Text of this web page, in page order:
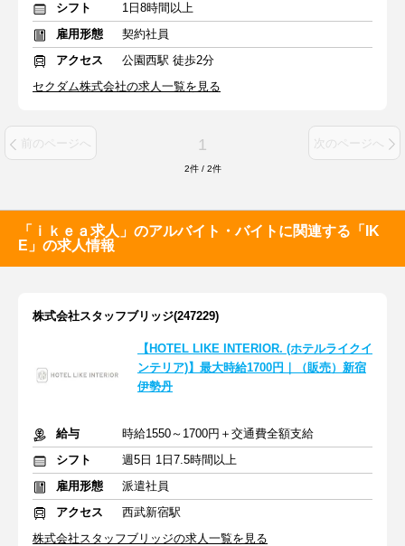
シフト
1日8時間以上
雇用形態
契約社員
アクセス
公園西駅 徒歩2分
セクダム株式会社の求人一覧を見る
前のページへ 1 次のページへ
2件 / 2件
「ｉｋｅａ求人」のアルバイト・バイトに関連する「IK
E」の求人情報
株式会社スタッフブリッジ(247229)
【HOTEL LIKE INTERIOR. (ホテルライクイ
ンテリア)】最大時給1700円｜（販売）新宿
伊勢丹
給与
時給1550～1700円＋交通費全額支給
シフト
週5日 1日7.5時間以上
雇用形態
派遣社員
アクセス
西武新宿駅
株式会社スタッフブリッジの求人一覧を見る